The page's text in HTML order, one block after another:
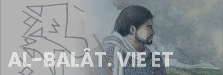
AL-BALÂT. VIE ET